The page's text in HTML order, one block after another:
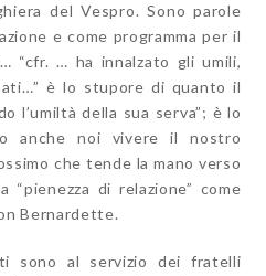
del Vespro. Sono parole
e come programma per il
“cfr. … ha innalzato gli umili,
è lo stupore di quanto il
l’umiltà della sua serva”; è lo
anche noi vivere il nostro
che tende la mano verso
di relazione” come
Bernardette.
sono al servizio dei fratelli